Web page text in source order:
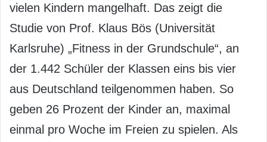
vielen Kindern mangelhaft. Das zeigt die
Studie von Prof. Klaus Bös (Universität
Karlsruhe) „Fitness in der Grundschule“, an
der 1.442 Schüler der Klassen eins bis vier
aus Deutschland teilgenommen haben. So
geben 26 Prozent der Kinder an, maximal
einmal pro Woche im Freien zu spielen. Als